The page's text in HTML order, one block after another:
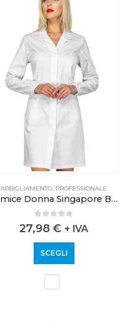
ABBIGLIAMENTO PROFESSIONALE
Camice Donna Singapore Bianco
0out of 5
27,98€ + IVA
SCEGLI